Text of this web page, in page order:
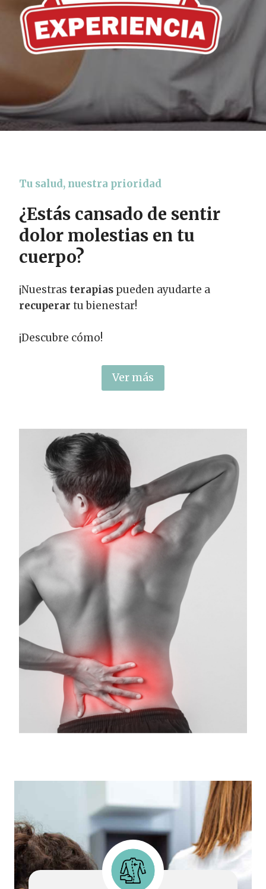
Tu salud, nuestra prioridad
¿Estás cansado de sentir
dolor molestias en tu
cuerpo?
¡Nuestras terapias pueden ayudarte a
recuperar tu bienestar!
¡Descubre cómo!
Ver más